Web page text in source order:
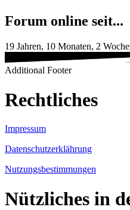
Forum online seit...
19 Jahren, 10 Monaten, 2
Additional Footer
Rechtliches
Impressum
Datenschutzerklährung
Nutzungsbestimmungen
Nützliches in